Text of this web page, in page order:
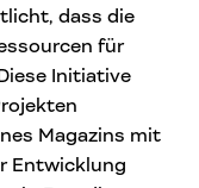
dass die
für
Initiative
Magazins mit
Entwicklung